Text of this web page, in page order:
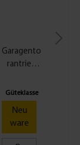
Garagento
rantrieb
Drive M
Güteklasse
Neu
ware